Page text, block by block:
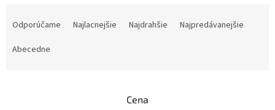
Odporúčame Najlacnejšie Najdrahšie
Najpredávanejšie
Abecedne
Cena